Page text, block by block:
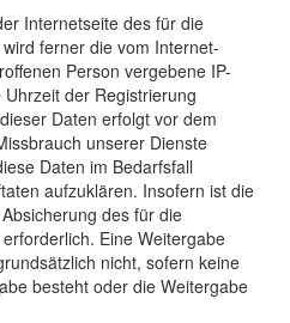
Internetseite des für die
ferner die vom Internet-
Person vergebene IP-
der Registrierung
Daten erfolgt vor dem
unserer Dienste
Daten im Bedarfsfall
aufzuklären. Insofern ist die
des für die
Eine Weitergabe
nicht, sofern keine
besteht oder die Weitergabe